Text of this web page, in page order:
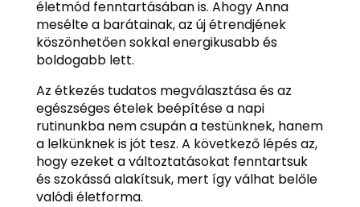
életmód fenntartásában is. Ahogy Anna
mesélte a barátainak, az új étrendjének
köszönhetően sokkal energikusabb és
boldogabb lett.
Az étkezés tudatos megválasztása és az
egészséges ételek beépítése a napi
rutinunkba nem csupán a testünknek, hanem
a lelkünknek is jót tesz. A következő lépés az,
hogy ezeket a változtatásokat fenntartsuk
és szokássá alakítsuk, mert így válhat belőle
valódi életforma.